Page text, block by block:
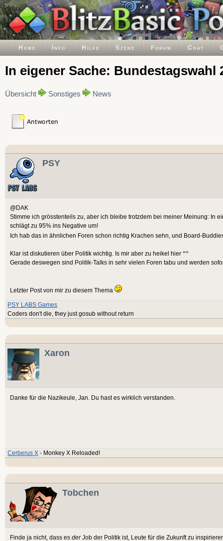
Home Info Hilfe Szene Forum Chat
In eigener Sache: Bundestagswahl
Übersicht Sonstiges News
PSY
@DAK
Stimme ich grösstenteils zu, aber ich bleibe trotzdem bei meiner Meinung: In
schlägt zu 95% ins Negative um!
Ich hab das in ähnlichen Foren schon richtig Krachen sehn, und Board-
Klar ist diskutieren über Politik wichtig. Is mir aber zu heikel hier ^^
Gerade deswegen sind Politik-Talks in sehr vielen Foren tabu und werden
Letzter Post von mir zu diesem Thema
PSY LABS Games
Coders don't die, they just gosub without return
Xaron
Danke für die Nazikeule, Jan. Du hast es wirklich verstanden.
Cerberus X - Monkey X Reloaded!
Tobchen
Finde ja nicht, dass es derJob der Politik ist, Leute für die Zukunft zu